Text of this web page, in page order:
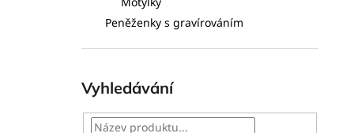
Peněženky s gravírováním
Vyhledávání